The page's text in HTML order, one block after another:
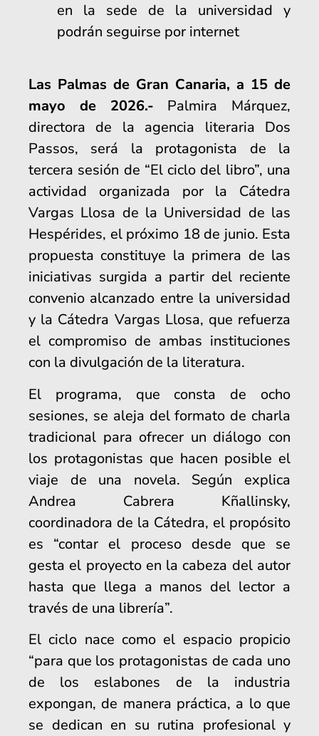
en la sede de la universidad y
podrán seguirse por internet
Las Palmas de Gran Canaria, a 15 de
mayo de 2026.- Palmira Márquez,
directora de la agencia literaria Dos
Passos, será la protagonista de la
tercera sesión de “El ciclo del libro”, una
actividad organizada por la Cátedra
Vargas Llosa de la Universidad de las
Hespérides, el próximo 18 de junio. Esta
propuesta constituye la primera de las
iniciativas surgida a partir del reciente
convenio alcanzado entre la universidad
y la Cátedra Vargas Llosa, que refuerza
el compromiso de ambas instituciones
con la divulgación de la literatura.
El programa, que consta de ocho
sesiones, se aleja del formato de charla
tradicional para ofrecer un diálogo con
los protagonistas que hacen posible el
viaje de una novela. Según explica
Andrea Cabrera Kñallinsky,
coordinadora de la Cátedra, el propósito
es “contar el proceso desde que se
gesta el proyecto en la cabeza del autor
hasta que llega a manos del lector a
través de una librería”.
El ciclo nace como el espacio propicio
“para que los protagonistas de cada uno
de los eslabones de la industria
expongan, de manera práctica, a lo que
se dedican en su rutina profesional y